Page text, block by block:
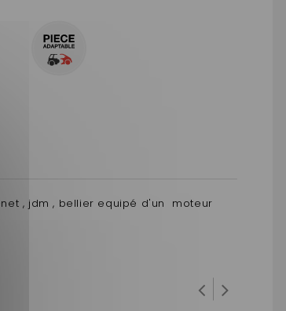
, jdm , bellier equipé d'un moteur